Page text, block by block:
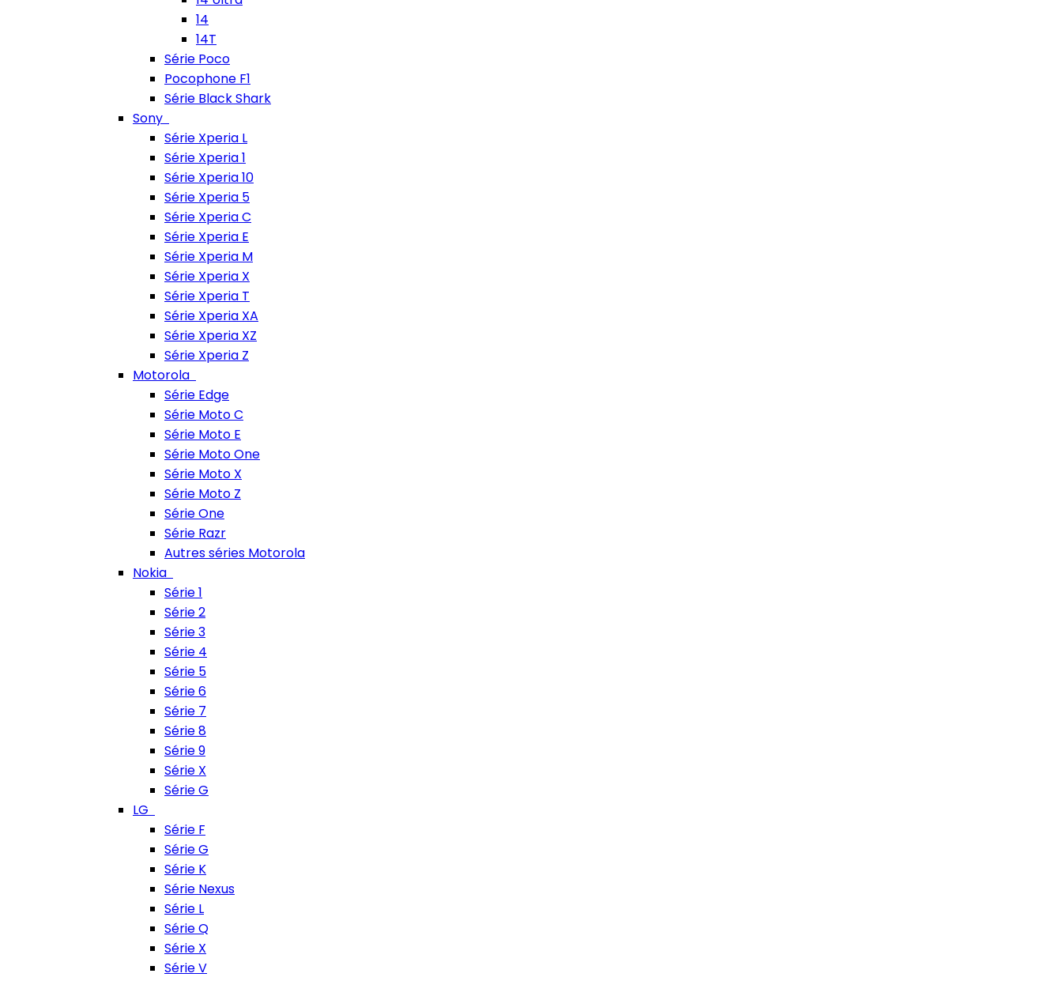
14
14T
Série Poco
Pocophone F1
Série Black Shark
Sony
Série Xperia L
Série Xperia 1
Série Xperia 10
Série Xperia 5
Série Xperia C
Série Xperia E
Série Xperia M
Série Xperia X
Série Xperia T
Série Xperia XA
Série Xperia XZ
Série Xperia Z
Motorola
Série Edge
Série Moto C
Série Moto E
Série Moto One
Série Moto X
Série Moto Z
Série One
Série Razr
Autres séries Motorola
Nokia
Série 1
Série 2
Série 3
Série 4
Série 5
Série 6
Série 7
Série 8
Série 9
Série X
Série G
LG
Série F
Série G
Série K
Série Nexus
Série L
Série Q
Série X
Série V